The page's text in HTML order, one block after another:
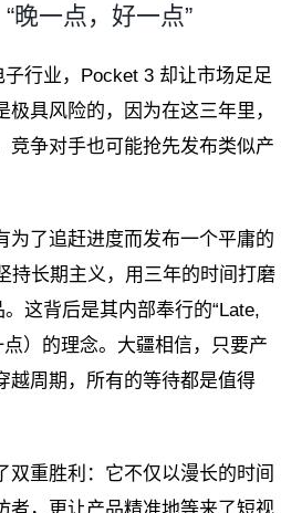
晚一点，好一点”
子行业，Pocket 3 却让市场足足
具风险的，因为在这三年里，
竞争对手也可能抢先发布类似产
为了追赶进度而发布一个平庸的
持长期主义，用三年的时间打磨
这背后是其内部奉行的“Late,
）的理念。大疆相信，只要产
越周期，所有的等待都是值得
双重胜利：它不仅以漫长的时间
者，更让产品精准地等来了短视